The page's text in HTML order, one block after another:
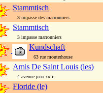
Stammtisch
3 impasse des marronniers
Stammtisch
3 impasse marronniers
Kundschaft
63 rue mouterhouse
Amis De Saint Louis (les)
4 avenue jean xxiii
Floride (le)